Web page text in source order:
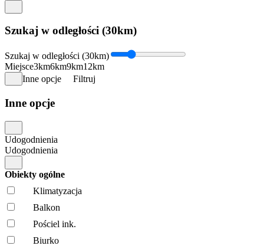
Szukaj w odległości (30km)
Szukaj w odległości (30km)
Miejsce3km6km9km12km
Inne opcje
Filtruj
Inne opcje
Udogodnienia
Udogodnienia
Obiekty ogólne
Klimatyzacja
Balkon
Pościel ink.
Biurko